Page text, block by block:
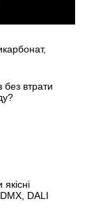
,
без втрати
DALI